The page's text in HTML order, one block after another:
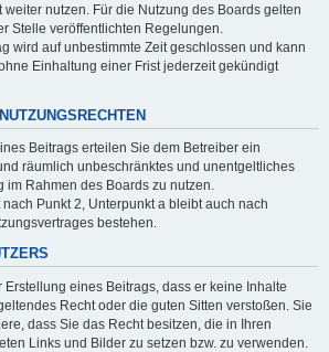
weiter nutzen. Für die Nutzung des Boards gelten
Stelle veröffentlichten Regelungen.
wird auf unbestimmte Zeit geschlossen und kann
Einhaltung einer Frist jederzeit gekündigt
Beitrags erteilen Sie dem Betreiber ein
räumlich unbeschränktes und unentgeltliches
im Rahmen des Boards zu nutzen.
Punkt 2, Unterpunkt a bleibt auch nach
bestehen.
Erstellung eines Beitrags, dass er keine Inhalte
Recht oder die guten Sitten verstoßen. Sie
dass Sie das Recht besitzen, die in Ihren
Links und Bilder zu setzen bzw. zu verwenden.